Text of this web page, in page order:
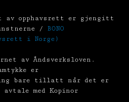
av opphavsrett er gjengitt
/ BONO
i Norge)
av Åndsverksloven.
er
bare tillatt når det er
med Kopinor